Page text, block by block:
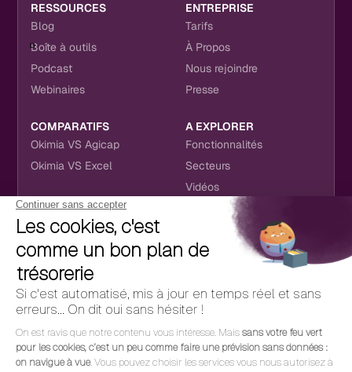
RESSOURCES
Blog
Boîte à outils
Podcast
Webinaires
ENTREPRISE
Tarifs
À Propos
Nous rejoindre
Presse
COMPARATIFS
Okimia VS Agicap
Okimia VS Excel
A EXPLORER
Fonctionnalités
Secteurs
Vidéos
NOUS RETROUVER
CONTACT
hello@okimia.com
01 76 50 33 88
RÉSEAUX SOCIAUX
Youtube
Instagram